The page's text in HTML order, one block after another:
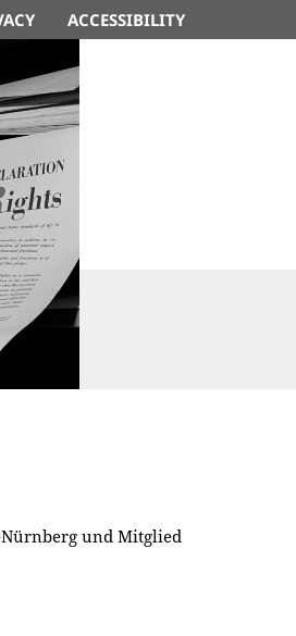
ACCESSIBILITY
und Mitglied